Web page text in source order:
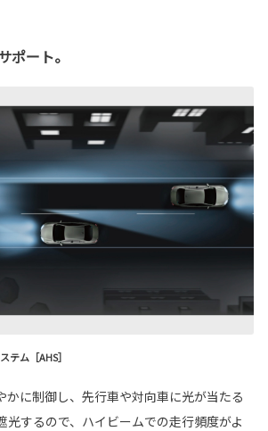
ポート。
テム［AHS］
かに制御し、先行車や対向車に光が当たる
光するので、ハイビームでの走行頻度がよ